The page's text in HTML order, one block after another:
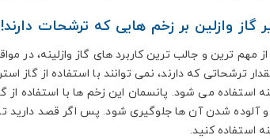
گاز وازلین بر زخم هایی که ترشحات دارند!
مهم ترین و جالب ترین کاربرد های گاز وازلینه، در
ترشحاتی که دارند، نمی توانند با استفاده از
استفاده می شود. پانسمان این زخم ها با استفاده
آلوده شدن آن ها جلوگیری شود. پس اگر قصد دارید تا
استفاده کنید.